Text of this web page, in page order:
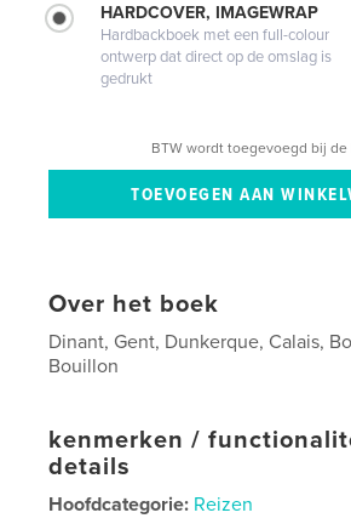
HARDCOVER, IMAGEWRAP
Hardbackboek met een full-colour
ontwerp dat direct op de omslag is
gedrukt
BTW wordt toegevoegd bij de
Over het boek
Dinant, Gent, Dunkerque, Calais,
Bouillon
kenmerken /
details
Hoofdcategorie: Reizen